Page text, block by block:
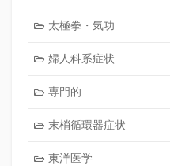
太極拳・気功
婦人科系症状
専門的
末梢循環器症状
東洋医学